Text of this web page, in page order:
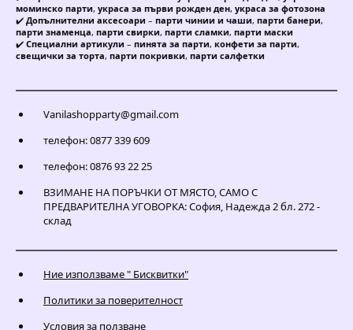
моминско парти, украса за първи рожден ден, украса за фотозона
✔️ Допълнителни аксесоари – парти чинии и чаши, парти банери,
парти знаменца, парти свирки, парти сламки, парти маски
✔️ Специални артикули – пинята за парти, конфети за парти,
свещички за торта, парти покривки, парти салфетки
Vanilashopparty@gmail.com
телефон: 0877 339 609
телефон: 0876 93 22 25
ВЗИМАНЕ НА ПОРЪЧКИ ОТ МЯСТО, САМО С
ПРЕДВАРИТЕЛНА УГОВОРКА: София, Надежда 2 бл. 272 -
склад
Ние използваме " Бисквитки"
Политики за поверителност
Условия за ползване